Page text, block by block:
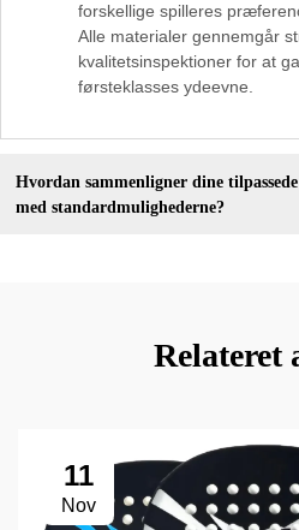
forskellige spilleres
Alle materialer gennemgår
kvalitetsinspektioner for at
førsteklasses ydeevne.
Hvordan sammenligner dine
med standardmulighederne?
Relateret
11
Nov